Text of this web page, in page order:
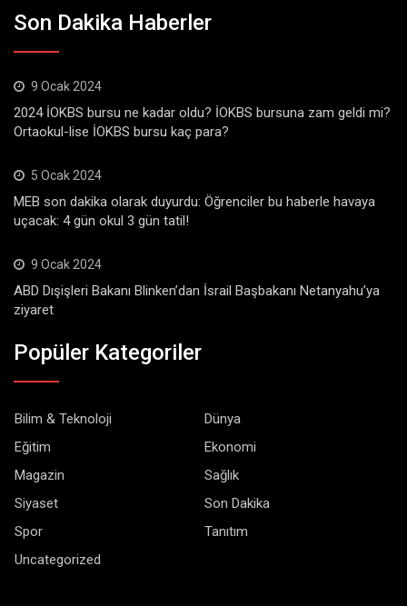
Son Dakika Haberler
9 Ocak 2024
2024 İOKBS bursu ne kadar oldu? İOKBS bursuna zam geldi mi?
Ortaokul-lise İOKBS bursu kaç para?
5 Ocak 2024
MEB son dakika olarak duyurdu: Öğrenciler bu haberle havaya
uçacak: 4 gün okul 3 gün tatil!
9 Ocak 2024
ABD Dışişleri Bakanı Blinken’dan İsrail Başbakanı Netanyahu’ya
ziyaret
Popüler Kategoriler
Bilim & Teknoloji
Dünya
Eğitim
Ekonomi
Magazin
Sağlık
Siyaset
Son Dakika
Spor
Tanıtım
Uncategorized